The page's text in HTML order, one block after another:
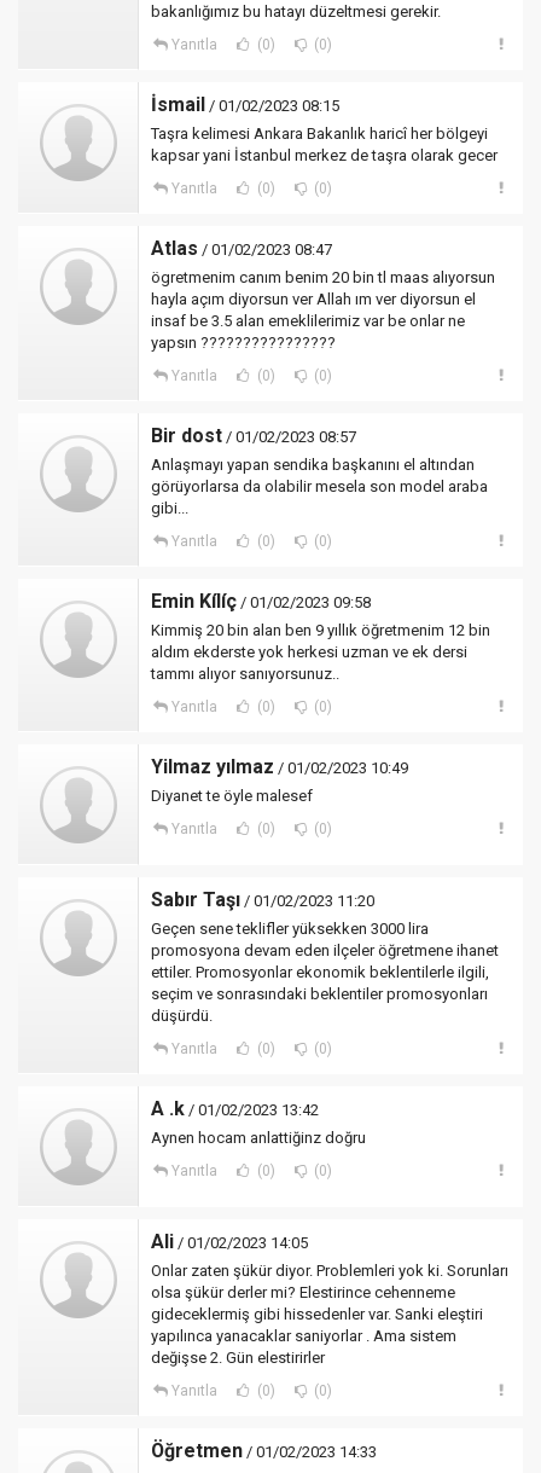
bakanlığımız bu hatayı düzeltmesi gerekir.
Yanıtla (0) (0)
İsmail / 01/02/2023 08:15
Taşra kelimesi Ankara Bakanlık haricî her bölgeyi
kapsar yani İstanbul merkez de taşra olarak gecer
Yanıtla (0) (0)
Atlas / 01/02/2023 08:47
ögretmenim canım benim 20 bin tl maas alıyorsun
hayla açım diyorsun ver Allah ım ver diyorsun el
insaf be 3.5 alan emeklilerimiz var be onlar ne
yapsın ????????????????
Yanıtla (0) (0)
Bir dost / 01/02/2023 08:57
Anlaşmayı yapan sendika başkanını el altından
görüyorlarsa da olabilir mesela son model araba
gibi...
Yanıtla (0) (0)
Emin Kílíç / 01/02/2023 09:58
Kimmiş 20 bin alan ben 9 yıllık öğretmenim 12 bin
aldım ekderste yok herkesi uzman ve ek dersi
tammı alıyor sanıyorsunuz..
Yanıtla (0) (0)
Yilmaz yılmaz / 01/02/2023 10:49
Diyanet te öyle malesef
Yanıtla (0) (0)
Sabır Taşı / 01/02/2023 11:20
Geçen sene teklifler yüksekken 3000 lira
promosyona devam eden ilçeler öğretmene ihanet
ettiler. Promosyonlar ekonomik beklentilerle ilgili,
seçim ve sonrasındaki beklentiler promosyonları
düşürdü.
Yanıtla (0) (0)
A .k / 01/02/2023 13:42
Aynen hocam anlattiğinz doğru
Yanıtla (0) (0)
Ali / 01/02/2023 14:05
Onlar zaten şükür diyor. Problemleri yok ki. Sorunları
olsa şükür derler mi? Elestirince cehenneme
gideceklermiş gibi hissedenler var. Sanki eleştiri
yapılınca yanacaklar saniyorlar . Ama sistem
değişse 2. Gün elestirirler
Yanıtla (0) (0)
Öğretmen / 01/02/2023 14:33